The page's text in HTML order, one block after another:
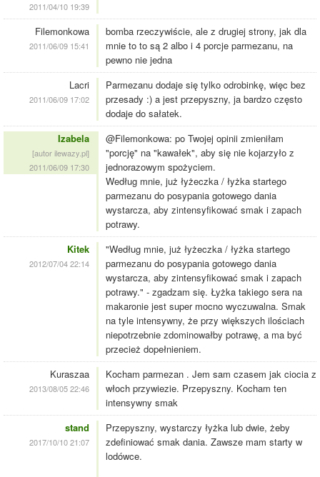
2011/04/10 19:39
Filemonkowa
2011/06/09 15:41
bomba rzeczywiście, ale z drugiej strony, jak dla
mnie to to są 2 albo i 4 porcje parmezanu, na
pewno nie jedna
Lacri
2011/06/09 17:02
Parmezanu dodaje się tylko odrobinkę, więc bez
przesady :) a jest przepyszny, ja bardzo często
dodaje do sałatek.
Izabela
[autor ilewazy.pl]
2011/06/09 17:30
@Filemonkowa: po Twojej opinii zmieniłam
"porcję" na "kawałek", aby się nie kojarzyło z
jednorazowym spożyciem.
Według mnie, już łyżeczka / łyżka startego
parmezanu do posypania gotowego dania
wystarcza, aby zintensyfikować smak i zapach
potrawy.
Kitek
2012/07/04 22:14
"Według mnie, już łyżeczka / łyżka startego
parmezanu do posypania gotowego dania
wystarcza, aby zintensyfikować smak i zapach
potrawy." - zgadzam się. Łyżka takiego sera na
makaronie jest super mocno wyczuwalna. Smak
na tyle intensywny, że przy większych ilościach
niepotrzebnie zdominowałby potrawę, a ma być
przecież dopełnieniem.
Kuraszaa
2013/08/05 22:46
Kocham parmezan . Jem sam czasem jak ciocia z
włoch przywiezie. Przepyszny. Kocham ten
intensywny smak
stand
2017/10/10 21:07
Przepyszny, wystarczy łyżka lub dwie, żeby
zdefiniować smak dania. Zawsze mam starty w
lodówce.